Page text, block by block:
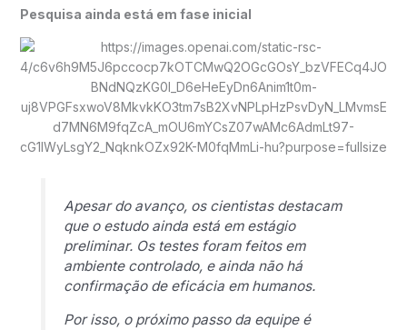
Pesquisa ainda está em fase inicial
Apesar do avanço, os cientistas destacam
que o estudo ainda está em estágio
preliminar. Os testes foram feitos em
ambiente controlado, e ainda não há
confirmação de eficácia em humanos.
Por isso, o próximo passo da equipe é